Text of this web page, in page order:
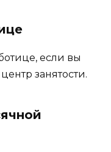
если вы
занятости.